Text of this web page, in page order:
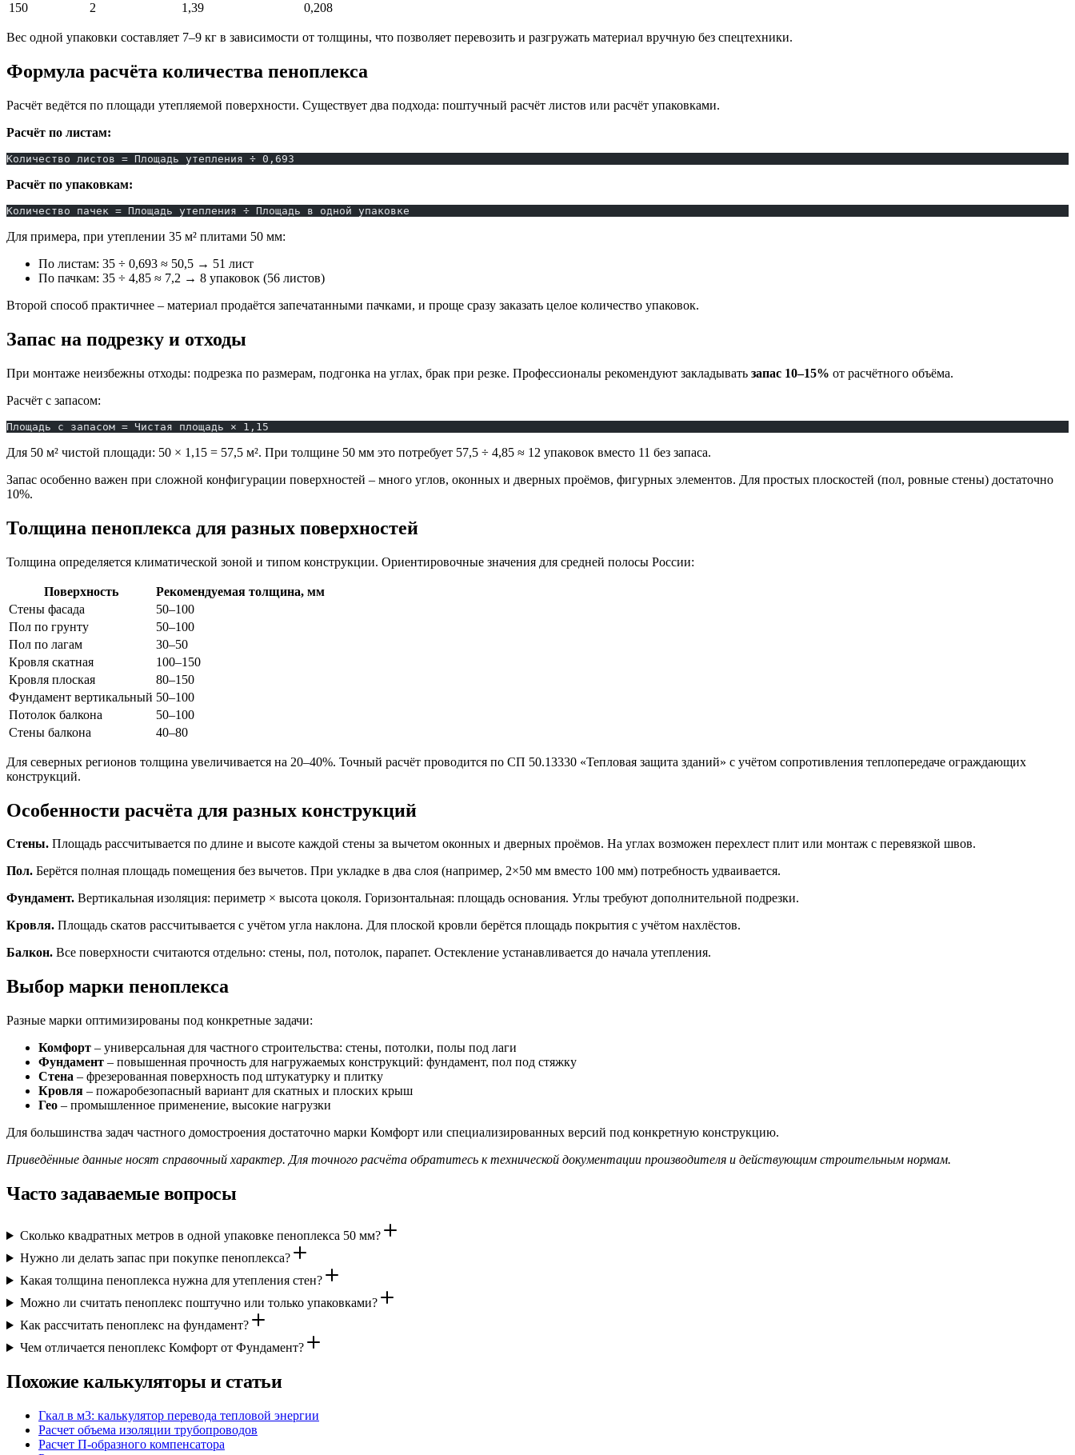
150
2 1,39 0,208
Вес одной упаковки составляет 7–9 кг в зависимости от толщины, что позволяет перевозить и разгружать материал вручную без спецтехники.
Формула расчёта количества пеноплекса
Расчёт ведётся по площади утепляемой поверхности. Существует два подхода: поштучный расчёт листов или расчёт упаковками.
Расчёт по листам:
Количество листов = Площадь утепления ÷ 0,693
Расчёт по упаковкам:
Количество пачек = Площадь утепления ÷ Площадь в одной упаковке
Для примера, при утеплении 35 м² плитами 50 мм:
По листам: 35 ÷ 0,693 ≈ 50,5 → 51 лист
По пачкам: 35 ÷ 4,85 ≈ 7,2 → 8 упаковок (56 листов)
Второй способ практичнее – материал продаётся запечатанными пачками, и проще сразу заказать целое количество упаковок.
Запас на подрезку и отходы
При монтаже неизбежны отходы: подрезка по размерам, подгонка на углах, брак при резке. Профессионалы рекомендуют закладывать запас 10–15% от расчётного объёма.
Расчёт с запасом:
Площадь с запасом = Чистая площадь × 1,15
Для 50 м² чистой площади: 50 × 1,15 = 57,5 м². При толщине 50 мм это потребует 57,5 ÷ 4,85 ≈ 12 упаковок вместо 11 без запаса.
Запас особенно важен при сложной конфигурации поверхностей – много углов, оконных и дверных проёмов, фигурных элементов. Для простых плоскостей (пол, ровные стены) достаточно
10%.
Толщина пеноплекса для разных поверхностей
Толщина определяется климатической зоной и типом конструкции. Ориентировочные значения для средней полосы России:
Поверхность
Рекомендуемая толщина, мм
Стены фасада
50–100
Пол по грунту
50–100
Пол по лагам
30–50
Кровля скатная
100–150
Кровля плоская
80–150
Фундамент вертикальный 50–100
Потолок балкона
50–100
Стены балкона
40–80
Для северных регионов толщина увеличивается на 20–40%. Точный расчёт проводится по СП 50.13330 «Тепловая защита зданий» с учётом сопротивления теплопередаче ограждающих
конструкций.
Особенности расчёта для разных конструкций
Стены. Площадь рассчитывается по длине и высоте каждой стены за вычетом оконных и дверных проёмов. На углах возможен перехлест плит или монтаж с перевязкой швов.
Пол. Берётся полная площадь помещения без вычетов. При укладке в два слоя (например, 2×50 мм вместо 100 мм) потребность удваивается.
Фундамент. Вертикальная изоляция: периметр × высота цоколя. Горизонтальная: площадь основания. Углы требуют дополнительной подрезки.
Кровля. Площадь скатов рассчитывается с учётом угла наклона. Для плоской кровли берётся площадь покрытия с учётом нахлёстов.
Балкон. Все поверхности считаются отдельно: стены, пол, потолок, парапет. Остекление устанавливается до начала утепления.
Выбор марки пеноплекса
Разные марки оптимизированы под конкретные задачи:
Комфорт – универсальная для частного строительства: стены, потолки, полы под лаги
Фундамент – повышенная прочность для нагружаемых конструкций: фундамент, пол под стяжку
Стена – фрезерованная поверхность под штукатурку и плитку
Кровля – пожаробезопасный вариант для скатных и плоских крыш
Гео – промышленное применение, высокие нагрузки
Для большинства задач частного домостроения достаточно марки Комфорт или специализированных версий под конкретную конструкцию.
Приведённые данные носят справочный характер. Для точного расчёта обратитесь к технической документации производителя и действующим строительным нормам.
Часто задаваемые вопросы
Сколько квадратных метров в одной упаковке пеноплекса 50 мм?
Нужно ли делать запас при покупке пеноплекса?
Какая толщина пеноплекса нужна для утепления стен?
Можно ли считать пеноплекс поштучно или только упаковками?
Как рассчитать пеноплекс на фундамент?
Чем отличается пеноплекс Комфорт от Фундамент?
Похожие калькуляторы и статьи
Гкал в м3: калькулятор перевода тепловой энергии
Расчет объема изоляции трубопроводов
Расчет П-образного компенсатора